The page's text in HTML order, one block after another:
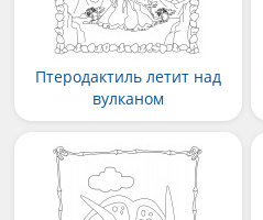
Птеродактиль летит над
вулканом